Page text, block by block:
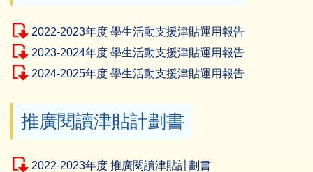
2022-2023年度 學生活動支援津貼運用報告
2023-2024年度 學生活動支援津貼運用報告
2024-2025年度 學生活動支援津貼運用報告
推廣閱讀津貼計劃書
2022-2023年度 推廣閱讀津貼計劃書